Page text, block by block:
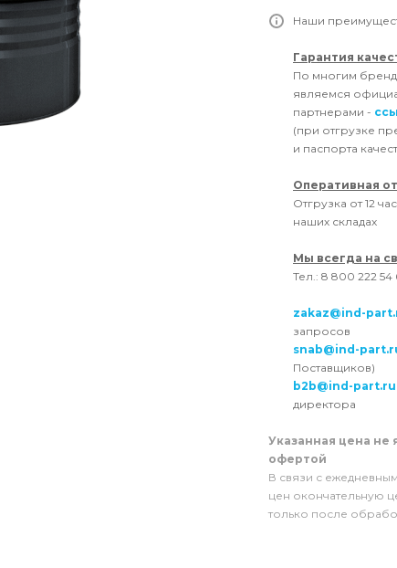
Наши
Гарантия
По многим
являемся
партнерами -
(при отгрузке
и паспорта
Оперативная
Отгрузка от 12
наших складах
Мы всегда на
Тел.: 8 800 222 54
zakaz@ind-
запросов
snab@ind-
Поставщиков)
b2b@ind-part.ru
директора
Указанная цена не
офертой
В связи с
цен окончательную
только после